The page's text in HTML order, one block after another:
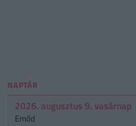
NAPTÁR
2026. augusztus 9. vasárnap
Emőd